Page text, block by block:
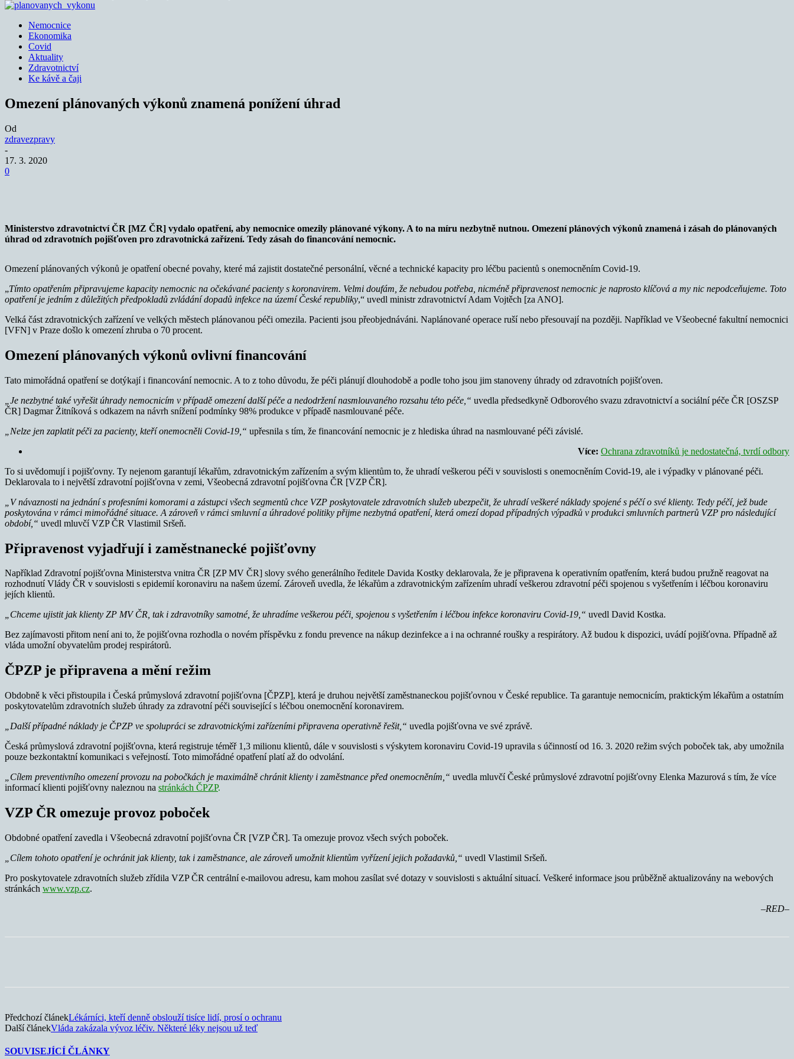
Nemocnice
Ekonomika
Covid
Aktuality
Zdravotnictví
Ke kávě a čaji
Omezení plánovaných výkonů znamená ponížení úhrad
Od
zdravezpravy
-
17. 3. 2020
0
Ministerstvo zdravotnictví ČR [MZ ČR] vydalo opatření, aby nemocnice omezily plánované výkony. A to na míru nezbytně nutnou. Omezení plánových výkonů znamená i zásah do plánovaných
úhrad od zdravotních pojišťoven pro zdravotnická zařízení. Tedy zásah do financování nemocnic.
Omezení plánovaných výkonů je opatření obecné povahy, které má zajistit dostatečné personální, věcné a technické kapacity pro léčbu pacientů s onemocněním Covid-19.
„Tímto opatřením připravujeme kapacity nemocnic na očekávané pacienty s koronavirem. Velmi doufám, že nebudou potřeba, nicméně připravenost nemocnic je naprosto klíčová a my nic nepodceňujeme. Toto
opatření je jedním z důležitých předpokladů zvládání dopadů infekce na území České republiky,“ uvedl ministr zdravotnictví Adam Vojtěch [za ANO].
Velká část zdravotnických zařízení ve velkých městech plánovanou péči omezila. Pacienti jsou přeobjednáváni. Naplánované operace ruší nebo přesouvají na později. Například ve Všeobecné fakultní nemocnici
[VFN] v Praze došlo k omezení zhruba o 70 procent.
Omezení plánovaných výkonů ovlivní financování
Tato mimořádná opatření se dotýkají i financování nemocnic. A to z toho důvodu, že péči plánují dlouhodobě a podle toho jsou jim stanoveny úhrady od zdravotních pojišťoven.
„Je nezbytné také vyřešit úhrady nemocnicím v případě omezení další péče a nedodržení nasmlouvaného rozsahu této péče,“ uvedla předsedkyně Odborového svazu zdravotnictví a sociální péče ČR [OSZSP
ČR] Dagmar Žitníková s odkazem na návrh snížení podmínky 98% produkce v případě nasmlouvané péče.
„Nelze jen zaplatit péči za pacienty, kteří onemocněli Covid-19,“ upřesnila s tím, že financování nemocnic je z hlediska úhrad na nasmlouvané péči závislé.
Více: Ochrana zdravotníků je nedostatečná, tvrdí odbory
To si uvědomují i pojišťovny. Ty nejenom garantují lékařům, zdravotnickým zařízením a svým klientům to, že uhradí veškerou péči v souvislosti s onemocněním Covid-19, ale i výpadky v plánované péči.
Deklarovala to i největší zdravotní pojišťovna v zemi, Všeobecná zdravotní pojišťovna ČR [VZP ČR].
V návaznosti na jednání s profesními komorami a zástupci všech segmentů chce VZP poskytovatele zdravotních služeb ubezpečit, že uhradí veškeré náklady spojené s péčí o své klienty. Tedy péčí, jež bude
poskytována v rámci mimořádné situace. A zároveň v rámci smluvní a úhradové politiky přijme nezbytná opatření, která omezí dopad případných výpadků v produkci smluvních partnerů VZP pro následující
období,“ uvedl mluvčí VZP ČR Vlastimil Sršeň.
Připravenost vyjadřují i zaměstnanecké pojišťovny
Například Zdravotní pojišťovna Ministerstva vnitra ČR [ZP MV ČR] slovy svého generálního ředitele Davida Kostky deklarovala, že je připravena k operativním opatřením, která budou pružně reagovat na
rozhodnutí Vlády ČR v souvislosti s epidemií koronaviru na našem území. Zároveň uvedla, že lékařům a zdravotnickým zařízením uhradí veškerou zdravotní péči spojenou s vyšetřením i léčbou koronaviru
jejích klientů.
„Chceme ujistit jak klienty ZP MV ČR, tak i zdravotníky samotné, že uhradíme veškerou péči, spojenou s vyšetřením i léčbou infekce koronaviru Covid-19,“ uvedl David Kostka.
Bez zajímavosti přitom není ani to, že pojišťovna rozhodla o novém příspěvku z fondu prevence na nákup dezinfekce a i na ochranné roušky a respirátory. Až budou k dispozici, uvádí pojišťovna. Případně až
vláda umožní obyvatelům prodej respirátorů.
ČPZP je připravena a mění režim
Obdobně k věci přistoupila i Česká průmyslová zdravotní pojišťovna [ČPZP], která je druhou největší zaměstnaneckou pojišťovnou v České republice. Ta garantuje nemocnicím, praktickým lékařům a ostatním
poskytovatelům zdravotních služeb úhrady za zdravotní péči související s léčbou onemocnění koronavirem.
„Další případné náklady je ČPZP ve spolupráci se zdravotnickými zařízeními připravena operativně řešit,“ uvedla pojišťovna ve své zprávě.
Česká průmyslová zdravotní pojišťovna, která registruje téměř 1,3 milionu klientů, dále v souvislosti s výskytem koronaviru Covid-19 upravila s účinností od 16. 3. 2020 režim svých poboček tak, aby umožnila
pouze bezkontaktní komunikaci s veřejností. Toto mimořádné opatření platí až do odvolání.
„Cílem preventivního omezení provozu na pobočkách je maximálně chránit klienty i zaměstnance před onemocněním ,“ uvedla mluvčí České průmyslové zdravotní pojišťovny Elenka Mazurová s tím, že více
informací klienti pojišťovny naleznou na stránkách ČPZP.
VZP ČR omezuje provoz poboček
Obdobné opatření zavedla i Všeobecná zdravotní pojišťovna ČR [VZP ČR]. Ta omezuje provoz všech svých poboček.
„Cílem tohoto opatření je ochránit jak klienty, tak i zaměstnance, ale zároveň umožnit klientům vyřízení jejich požadavků,“ uvedl Vlastimil Sršeň.
Pro poskytovatele zdravotních služeb zřídila VZP ČR centrální e-mailovou adresu, kam mohou zasílat své dotazy v souvislosti s aktuální situací. Veškeré informace jsou průběžně aktualizovány na webových
stránkách www.vzp.cz.
–RED–
Předchozí článekLékárníci, kteří denně obslouží tisíce lidí, prosí o ochranu
Další článekVláda zakázala vývoz léčiv. Některé léky nejsou už teď
SOUVISEJÍCÍ ČLÁNKY